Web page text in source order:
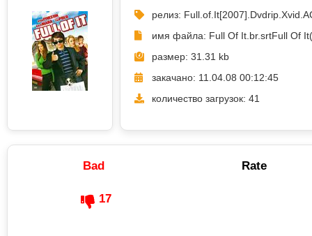
релиз:
имя файла: Full Of It.br.srtFull Of
размер: 31.31 kb
закачано: 11.04.08 00:12:45
количество загрузок: 41
Bad Rate
17